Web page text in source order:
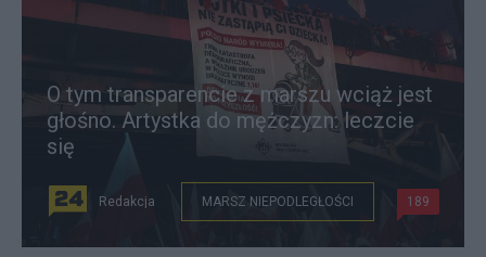
O tym transparencie z marszu wciąż jest
głośno. Artystka do mężczyzn: leczcie
się
Redakcja MARSZ NIEPODLEGŁOŚCI 189